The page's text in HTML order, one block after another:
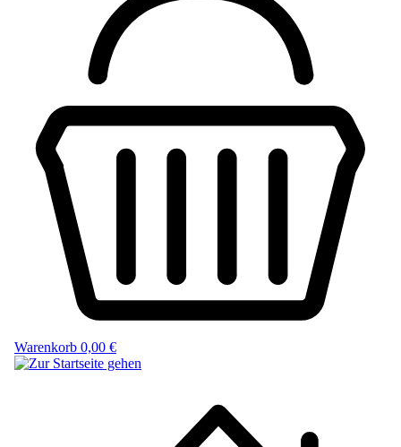
Warenkorb 0,00 €